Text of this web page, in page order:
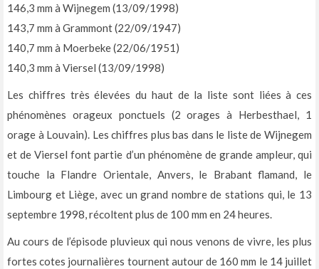
146,3 mm à Wijnegem (13/09/1998)
143,7 mm à Grammont (22/09/1947)
140,7 mm à Moerbeke (22/06/1951)
140,3 mm à Viersel (13/09/1998)
Les chiffres très élevées du haut de la liste sont liées à ces
phénomènes orageux ponctuels (2 orages à Herbesthael, 1
orage à Louvain). Les chiffres plus bas dans le liste de Wijnegem
et de Viersel font partie d’un phénomène de grande ampleur, qui
touche la Flandre Orientale, Anvers, le Brabant flamand, le
Limbourg et Liège, avec un grand nombre de stations qui, le 13
septembre 1998, récoltent plus de 100 mm en 24 heures.
Au cours de l’épisode pluvieux qui nous venons de vivre, les plus
fortes cotes journalières tournent autour de 160 mm le 14 juillet